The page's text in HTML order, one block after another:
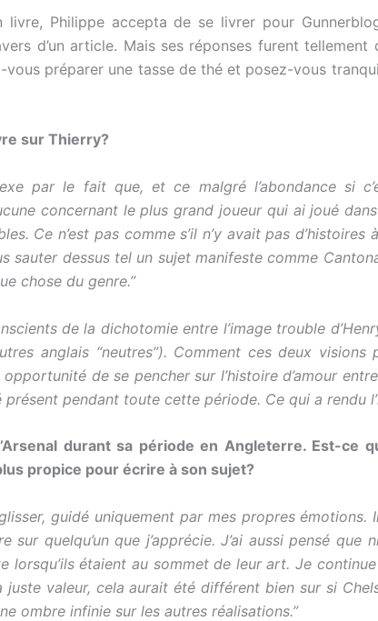
Philippe accepta de se livrer pour
d’un article. Mais ses réponses furent tellement
préparer une tasse de thé et posez-vous
sur Thierry?
par le fait que, et ce malgré l’abondance si
concernant le plus grand joueur qui ai joué
Ce n’est pas comme s’il n’y avait pas d’histoires
sauter dessus tel un sujet manifeste comme
chose du genre.”
de la dichotomie entre l’image trouble
anglais “neutres”). Comment ces deux visions
de se pencher sur l’histoire d’amour
pendant toute cette période. Ce qui a rendu
durant sa période en Angleterre. Est-ce
propice pour écrire à son sujet?
guidé uniquement par mes propres émotions.
quelqu’un que j’apprécie. J’ai aussi pensé que
lorsqu’ils étaient au sommet de leur art. Je
juste valeur, cela aurait été différent bien sur si
ombre infinie sur les autres réalisations.”